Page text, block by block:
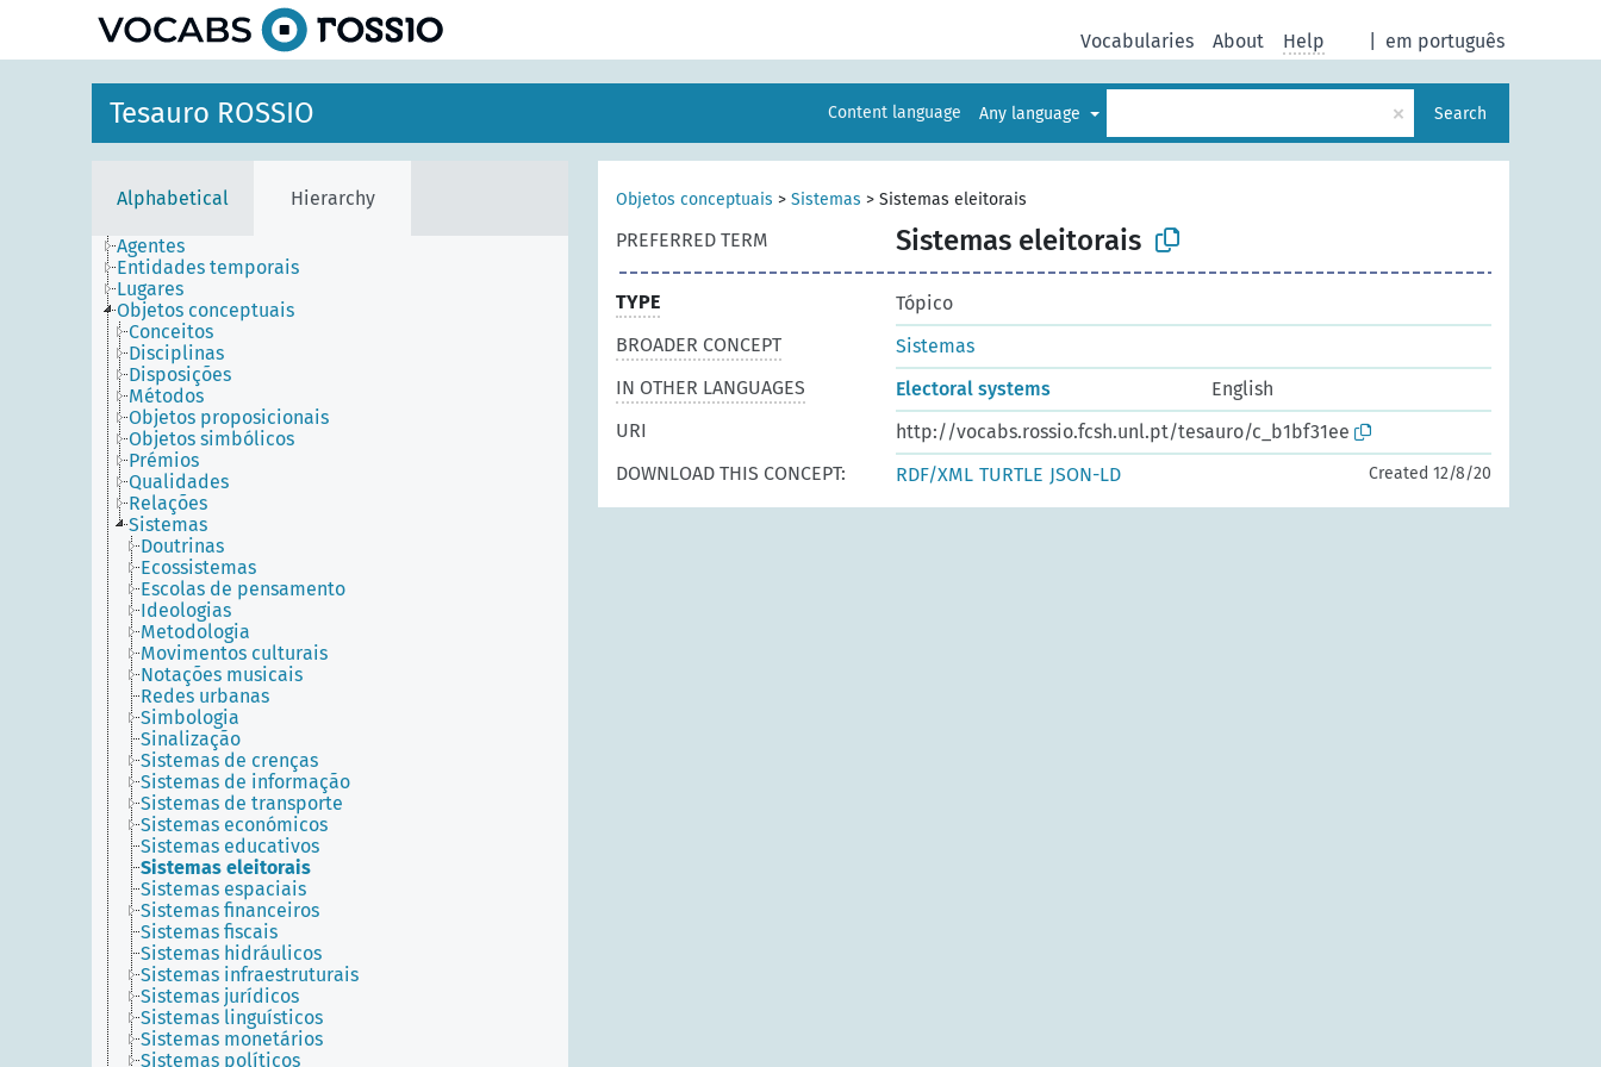
em português
Vocabularies About Help
Tesauro ROSSIO Content language Any language × Search
Alphabetical Hierarchy
Agentes
Entidades temporais
Lugares
Objetos conceptuais
Conceitos
Disciplinas
Disposições
Métodos
Objetos proposicionais
Objetos simbólicos
Prémios
Qualidades
Relações
Sistemas
Doutrinas
Ecossistemas
Escolas de pensamento
Ideologias
Metodologia
Movimentos culturais
Notações musicais
Redes urbanas
Simbologia
Sinalização
Sistemas de crenças
Sistemas de informação
Sistemas de transporte
Sistemas económicos
Sistemas educativos
Sistemas eleitorais
Sistemas espaciais
Sistemas financeiros
Sistemas fiscais
Sistemas hidráulicos
Sistemas infraestruturais
Sistemas jurídicos
Sistemas linguísticos
Sistemas monetários
Sistemas políticos
Objetos conceptuais > Sistemas > Sistemas eleitorais
PREFERRED TERM Sistemas eleitorais
TYPE
Tópico
BROADER CONCEPT
Sistemas
IN OTHER LANGUAGES
Electoral systems
English
URI
http://vocabs.rossio.fcsh.unl.pt/tesauro/c_b1bf31ee
DOWNLOAD THIS CONCEPT:
RDF/XML TURTLE JSON-LD Created 12/8/20